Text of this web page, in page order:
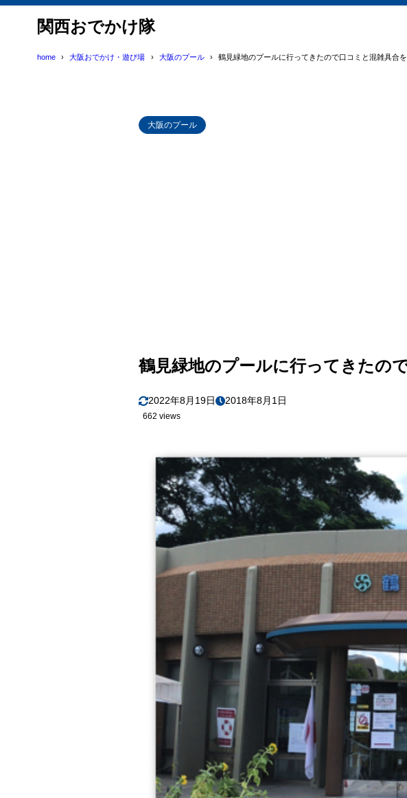
関西おでかけ隊
home 大阪おでかけ・遊び場 大阪のプール 鶴見緑地のプールに行ってきたので口コミと混雑具合
大阪のプール
鶴見緑地のプールに行ってきたの
2022年8月19日 2018年8月1日
662 views